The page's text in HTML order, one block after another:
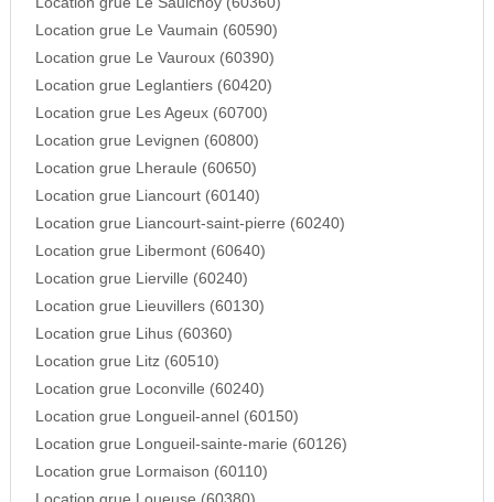
Location grue Le Vaumain (60590)
Location grue Le Vauroux (60390)
Location grue Leglantiers (60420)
Location grue Les Ageux (60700)
Location grue Levignen (60800)
Location grue Lheraule (60650)
Location grue Liancourt (60140)
Location grue Liancourt-saint-pierre (60240)
Location grue Libermont (60640)
Location grue Lierville (60240)
Location grue Lieuvillers (60130)
Location grue Lihus (60360)
Location grue Litz (60510)
Location grue Loconville (60240)
Location grue Longueil-annel (60150)
Location grue Longueil-sainte-marie (60126)
Location grue Lormaison (60110)